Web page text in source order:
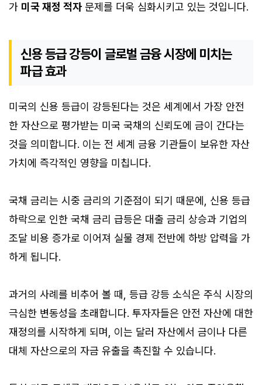
가 미국 재정 적자 문제를 더욱 심화시키고 있는 것입니다.
신용 등급 강등이 글로벌 금융 시장에 미치는
파급 효과
미국의 신용 등급이 강등된다는 것은 세계에서 가장 안전
한 자산으로 평가받는 미국 국채의 신뢰도에 금이 간다는
것을 의미합니다. 이는 전 세계 금융 기관들이 보유한 자산
가치에 즉각적인 영향을 미칩니다.
국채 금리는 시중 금리의 기준점이 되기 때문에, 신용 등급
하락으로 인한 국채 금리 급등은 대출 금리 상승과 기업의
조달 비용 증가로 이어져 실물 경제 전반에 하방 압력을 가
하게 됩니다.
과거의 사례를 비추어 볼 때, 등급 강등 소식은 주식 시장의
극심한 변동성을 초래합니다. 투자자들은 안전 자산에 대한
재정의를 시작하게 되며, 이는 달러 자산에서 금이나 다른
대체 자산으로의 자금 유출을 촉진할 수 있습니다.